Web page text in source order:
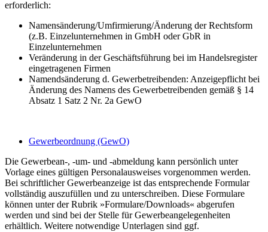
erforderlich:
Namensänderung/Umfirmierung/Änderung der Rechtsform
(z.B. Einzelunternehmen in GmbH oder GbR in
Einzelunternehmen
Veränderung in der Geschäftsführung bei im Handelsregister
eingetragenen Firmen
Namendsänderung d. Gewerbetreibenden: Anzeigepflicht bei
Änderung des Namens des Gewerbetreibenden gemäß § 14
Absatz 1 Satz 2 Nr. 2a GewO
Gewerbeordnung (GewO)
Die Gewerbean-, -um- und -abmeldung kann persönlich unter
Vorlage eines gültigen Personalausweises vorgenommen werden.
Bei schriftlicher Gewerbeanzeige ist das entsprechende Formular
vollständig auszufüllen und zu unterschreiben. Diese Formulare
können unter der Rubrik »Formulare/Downloads« abgerufen
werden und sind bei der Stelle für Gewerbeangelegenheiten
erhältlich. Weitere notwendige Unterlagen sind ggf.